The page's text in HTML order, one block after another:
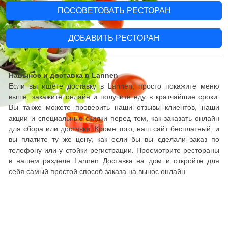
ПОСОВЕТОВАТЬ РЕСТОРАН
ДОБАВИТЬ РЕСТОРАН
Навынос и доставка в Lannen
Если вы ищете доставку в Lannen, просто покажите меню
выше, закажите онлайн и получите еду в кратчайшие сроки.
Вы также можете проверить наши отзывы клиентов, наши
акции и специальные скидки перед тем, как заказать онлайн
для сбора или доставки. Кроме того, наш сайт бесплатный, и
вы платите ту же цену, как если бы вы сделали заказ по
телефону или у стойки регистрации. Просмотрите рестораны
в нашем разделе Lannen Доставка на дом и откройте для
себя самый простой способ заказа на вынос онлайн.